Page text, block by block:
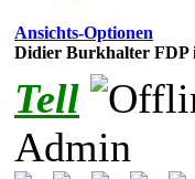
Ansichts-Optionen
Didier Burkhalter FDP
Tell
Admin